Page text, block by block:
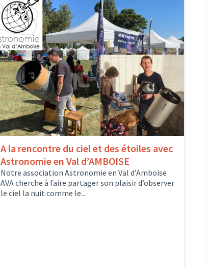
A la rencontre du ciel et des étoiles avec
Astronomie en Val d’AMBOISE
Notre association Astronomie en Val d’Amboise
AVA cherche à faire partager son plaisir d’observer
le ciel la nuit comme le...